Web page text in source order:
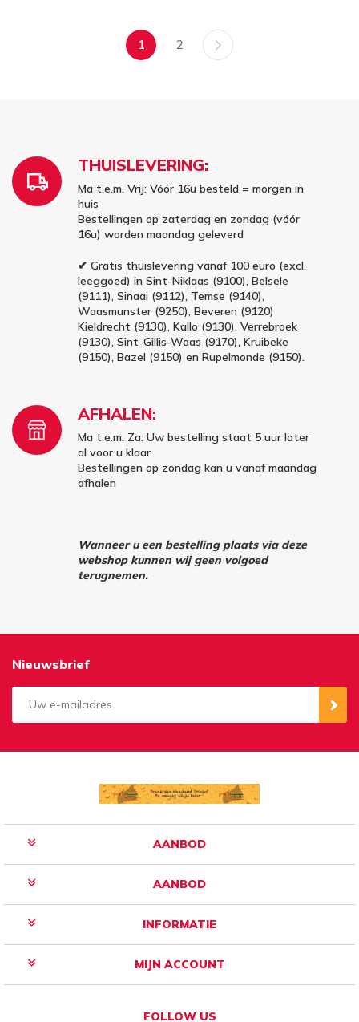
1 2
THUISLEVERING:
Ma t.e.m. Vrij: Vóór 16u besteld = morgen in
huis
Bestellingen op zaterdag en zondag (vóór
16u) worden maandag geleverd
✔ Gratis thuislevering vanaf 100 euro (excl.
leeggoed) in Sint-Niklaas (9100), Belsele
(9111), Sinaai (9112), Temse (9140),
Waasmunster (9250), Beveren (9120)
Kieldrecht (9130), Kallo (9130), Verrebroek
(9130), Sint-Gillis-Waas (9170), Kruibeke
(9150), Bazel (9150) en Rupelmonde (9150).
AFHALEN:
Ma t.e.m. Za: Uw bestelling staat 5 uur later
al voor u klaar
Bestellingen op zondag kan u vanaf maandag
afhalen
Wanneer u een bestelling plaats via deze
webshop kunnen wij geen volgoed
terugnemen.
Nieuwsbrief
AANBOD
AANBOD
INFORMATIE
MIJN ACCOUNT
FOLLOW US